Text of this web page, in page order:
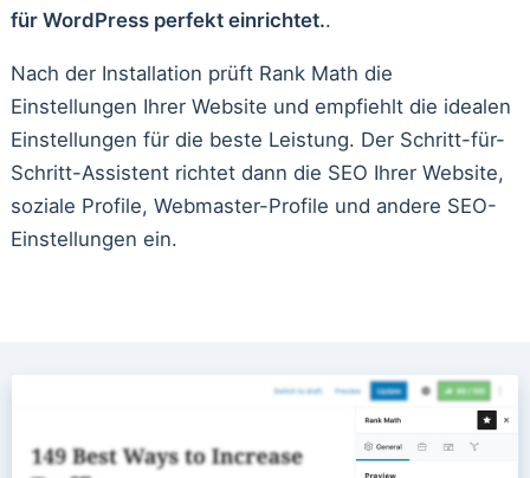
für WordPress perfekt einrichtet..
Nach der Installation prüft Rank Math die
Einstellungen Ihrer Website und empfiehlt die idealen
Einstellungen für die beste Leistung. Der Schritt-für-
Schritt-Assistent richtet dann die SEO Ihrer Website,
soziale Profile, Webmaster-Profile und andere SEO-
Einstellungen ein.